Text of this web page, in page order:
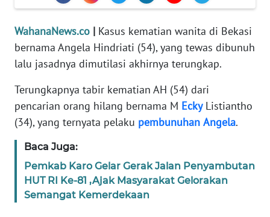
WahanaNews.co | Kasus kematian wanita di Bekasi
bernama Angela Hindriati (54), yang tewas dibunuh
lalu jasadnya dimutilasi akhirnya terungkap.
Terungkapnya tabir kematian AH (54) dari
pencarian orang hilang bernama M EckyListiantho
(34), yang ternyata pelaku pembunuhan Angela.
Baca Juga:
Pemkab Karo Gelar Gerak Jalan Penyambutan
HUT RI Ke-81 ,Ajak Masyarakat Gelorakan
Semangat Kemerdekaan
EDITORIAL
INDEKS
BERITA
KONTAK
KAMI
INFO